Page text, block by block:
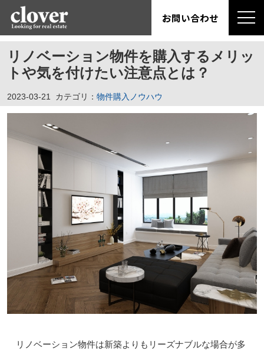
お問い合わせ
リノベーション物件を購入するメリッ
トや気を付けたい注意点とは？
2023-03-21 カテゴリ： 物件購入ノウハウ
リノベーション物件は新築よりもリーズナブルな場合が多